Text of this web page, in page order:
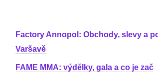
Factory Annopol: Obchody, slevy a
Varšavě
FAME MMA: výdělky, gala a co je zač